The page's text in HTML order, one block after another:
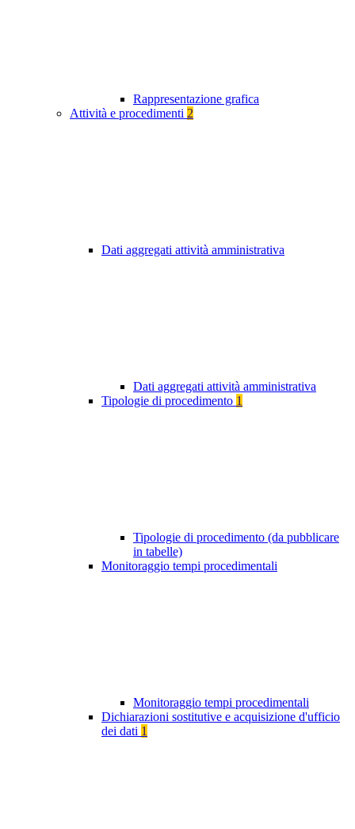
Rappresentazione grafica
Attività e procedimenti 2
Dati aggregati attività amministrativa
Dati aggregati attività amministrativa
Tipologie di procedimento 1
Tipologie di procedimento (da pubblicare
in tabelle)
Monitoraggio tempi procedimentali
Monitoraggio tempi procedimentali
Dichiarazioni sostitutive e acquisizione d'ufficio
dei dati 1